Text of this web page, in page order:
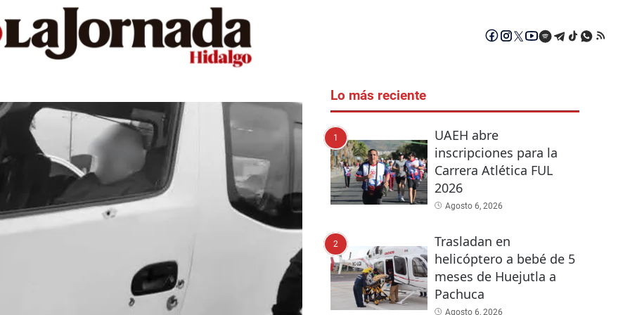
Lo más reciente
1
UAEH abre
inscripciones para la
Carrera Atlética FUL
2026
Agosto 6, 2026
2
Trasladan en
helicóptero a bebé de 5
meses de Huejutla a
Pachuca
Agosto 6, 2026